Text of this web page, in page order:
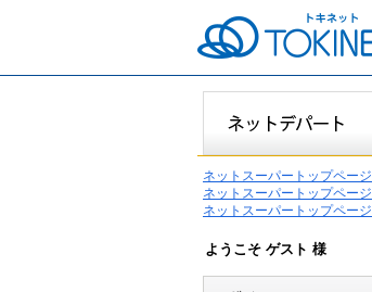
ネットスーパートップページ
ネットスーパートップページ
ネットスーパートップページ
ようこそ ゲスト 様